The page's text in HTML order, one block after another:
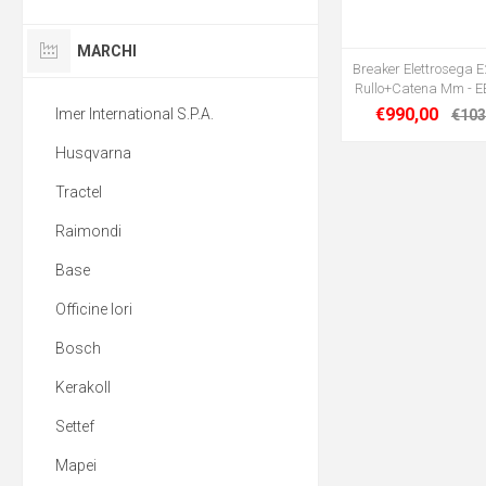
Breaker Elettrosega
Rullo+Catena Mm -
€990,00
MARCHI
Imer International S.P.A.
Husqvarna
Tractel
Raimondi
Base
Officine Iori
Bosch
Kerakoll
Settef
Mapei